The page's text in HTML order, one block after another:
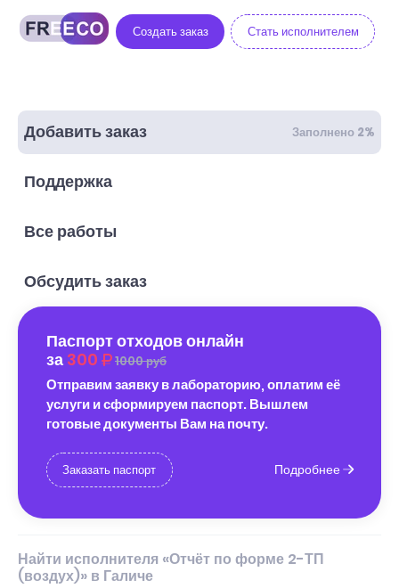
Создать заказ Стать исполнителем
Добавить заказ Заполнено 2%
Поддержка
Все работы
Обсудить заказ
Паспорт отходов онлайн
за 300 1000 руб
Отправим заявку в лабораторию, оплатим её
услуги и сформируем паспорт. Вышлем
готовые документы Вам на почту.
Заказать паспорт Подробнее
Найти исполнителя «Отчёт по форме 2-ТП
(воздух)» в Галиче